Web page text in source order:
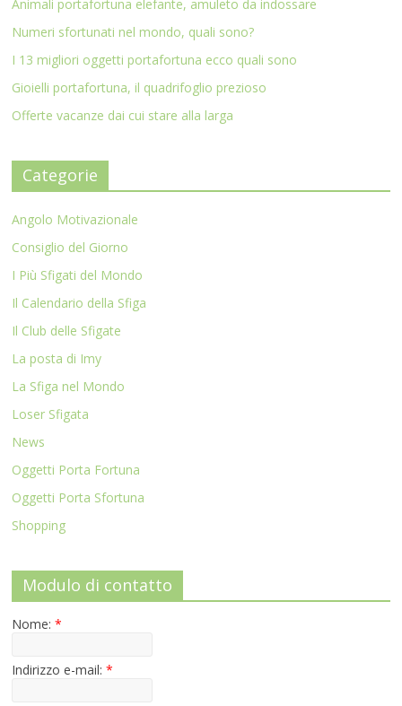
Animali portafortuna elefante, amuleto da indossare
Numeri sfortunati nel mondo, quali sono?
I 13 migliori oggetti portafortuna ecco quali sono
Gioielli portafortuna, il quadrifoglio prezioso
Offerte vacanze dai cui stare alla larga
Categorie
Angolo Motivazionale
Consiglio del Giorno
I Più Sfigati del Mondo
Il Calendario della Sfiga
Il Club delle Sfigate
La posta di Imy
La Sfiga nel Mondo
Loser Sfigata
News
Oggetti Porta Fortuna
Oggetti Porta Sfortuna
Shopping
Modulo di contatto
Nome:*
Indirizzo e-mail:*